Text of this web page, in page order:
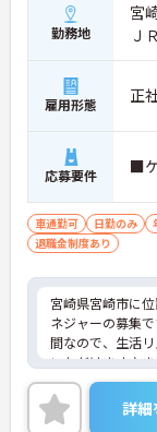
勤務地
宮
Ｊ
雇用形態 正
応募要件 ■
車通勤可 日勤のみ
退職金制度あり
宮崎県宮崎市に
ネジャーの募集
間なので、生活
いただけます♪ま
張りはしっかり
ある方はご面接の
にお問い合わせく
詳細